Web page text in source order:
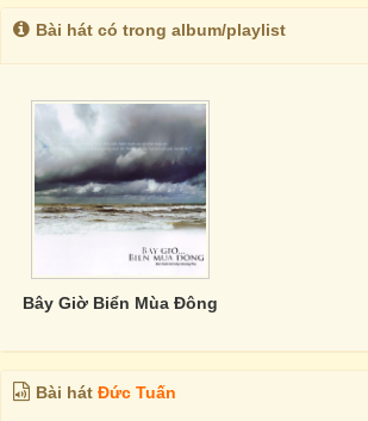
Bài hát có trong album/playlist
Bây Giờ Biển Mùa Đông
Bài hát Đức Tuấn